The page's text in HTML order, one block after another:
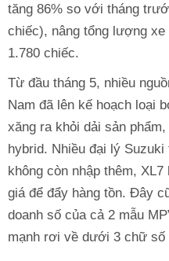
tăng 86% so với tháng
chiếc), nâng tổng lượng
1.780 chiếc.
Từ đầu tháng 5, nhiều
Nam đã lên kế hoạch loại
xăng ra khỏi dải sản
hybrid. Nhiều đại lý Suzuki
không còn nhập thêm,
giá để đẩy hàng tồn. Đây
doanh số của cả 2 mẫu
mạnh rơi về dưới 3 chữ số